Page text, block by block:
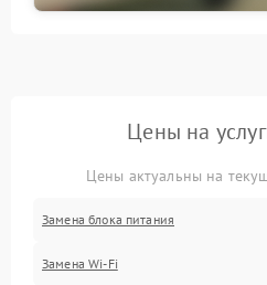
Цены на
Цены актуальны на
Замена блока питания
Замена Wi-Fi